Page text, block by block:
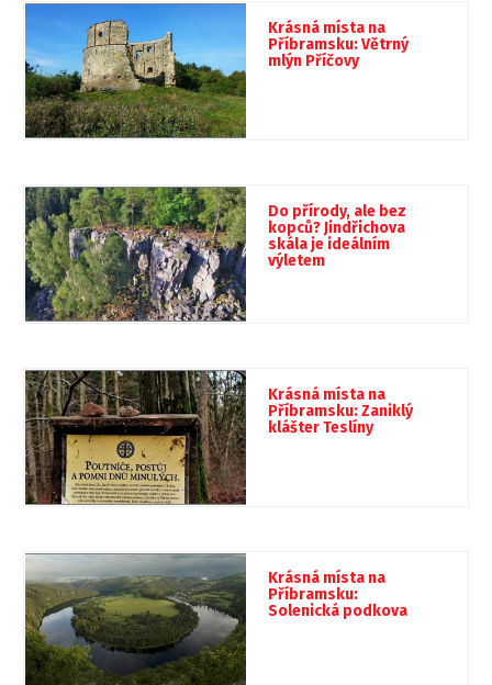
Krásná místa na
Příbramsku: Větrný
mlýn Příčovy
Do přírody, ale bez
kopců? Jindřichova
skála je ideálním
výletem
Krásná místa na
Příbramsku: Zaniklý
klášter Teslíny
Krásná místa na
Příbramsku:
Solenická podkova